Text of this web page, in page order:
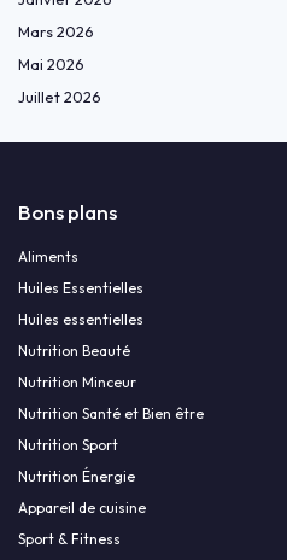
Mars 2026
Mai 2026
Juillet 2026
Bons plans
Aliments
Huiles Essentielles
Huiles essentielles
Nutrition Beauté
Nutrition Minceur
Nutrition Santé et Bien être
Nutrition Sport
Nutrition Énergie
Appareil de cuisine
Sport & Fitness